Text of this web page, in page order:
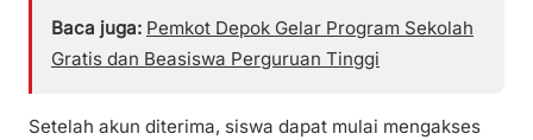
Baca juga: Pemkot Depok Gelar Program Sekolah
Gratis dan Beasiswa Perguruan Tinggi
Setelah akun diterima, siswa dapat mulai mengakses